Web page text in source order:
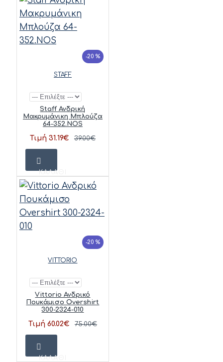
-20 %
STAFF
Staff Ανδρική
Μακρυμάνικη Μπλούζα
64-352.NOS
Τιμή 31.19€ 39.00€
ΚΑΛΆΘΙ
-20 %
VITTORIO
Vittorio Ανδρικό
Πουκάμισο Overshirt
300-2324-010
Τιμή 60.02€ 75.00€
ΚΑΛΆΘΙ